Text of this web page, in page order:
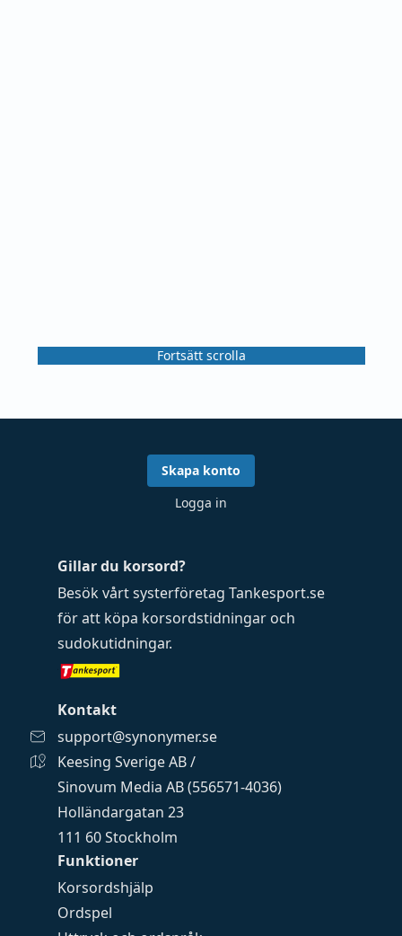
Fortsätt scrolla
Funktioner
Korsordshjälp
Ordspel
Gillar du korsord?
Besök vårt systerföretag Tankesport.se
för att köpa korsordstidningar och
sudokutidningar.
Kontakt
support@synonymer.se
Keesing Sverige AB /
Sinovum Media AB (556571-4036)
Holländargatan 23
111 60 Stockholm
Skapa konto
Logga in